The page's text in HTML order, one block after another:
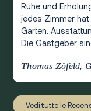
Ruhe und
jedes Zimmer hat
Garten.
Die Gastgeber
Thomas Zöfeld,
Vedi tutte le